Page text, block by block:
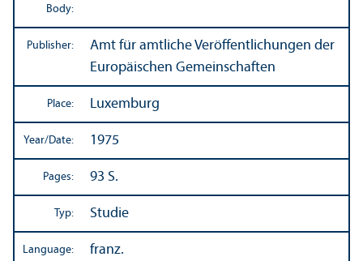
Body:
Publisher:
Amt für amtliche Veröffentlichungen der
Europäischen Gemeinschaften
Place: Luxemburg
Year/Date: 1975
Pages: 93 S.
Typ: Studie
Language: franz.